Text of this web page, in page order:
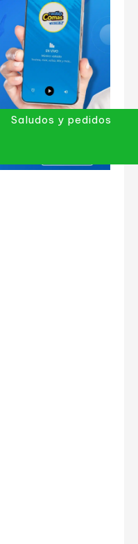
Saludos y pedidos